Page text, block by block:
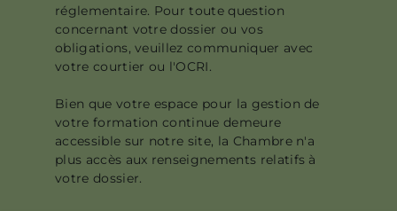
réglementaire. Pour toute question
concernant votre dossier ou vos
obligations, veuillez communiquer avec
votre courtier ou l'OCRI.
Bien que votre espace pour la gestion de
votre formation continue demeure
accessible sur notre site, la Chambre n'a
plus accès aux renseignements relatifs à
votre dossier.